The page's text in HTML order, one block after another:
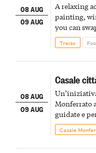
08 AUG
09 AUG
A relaxing
painting,
you can
Treiso
08 AUG
09 AUG
Casale
Monferrato
guidate e
Casale